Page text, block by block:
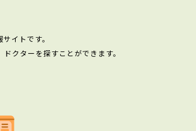
イトです。
クターを探すことができます。